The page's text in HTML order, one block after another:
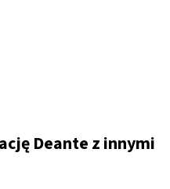
Deante z innymi